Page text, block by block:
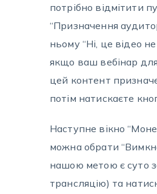
потрібно відмітити
“Призначення
ньому “Ні, це відео
якщо ваш вебінар для
цей контент
потім натискаєте
Наступне вікно
можна обрати
нашою метою є суто
трансляцію) та